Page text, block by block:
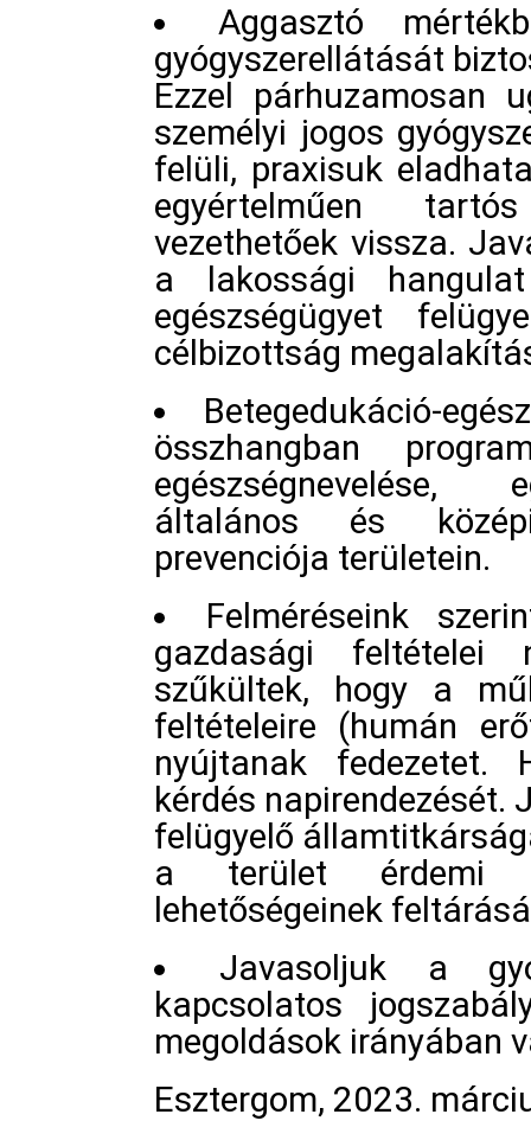
Aggasztó
gyógyszerellátását
Ezzel párhuzamosan
személyi jogos
felüli, praxisuk
egyértelműen
vezethetőek vissza.
a lakossági
egészségügyet
célbizottság
Betegedukáció-
összhangban
egészségnevelése,
általános és
prevenciója területein.
Felméréseink
gazdasági feltételei
szűkültek, hogy a
feltételeire (humán
nyújtanak fedezetet.
kérdés napirendezését.
felügyelő
a terület érdemi
lehetőségeinek
Javasoljuk a
kapcsolatos
megoldások irányában
Esztergom, 2023.